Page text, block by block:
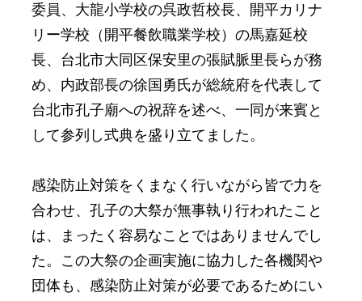
委員、大龍小学校の呉政哲校長、開平カリナ
リー学校（開平餐飲職業学校）の馬嘉延校
長、台北市大同区保安里の張賦脈里長らが務
め、内政部長の徐国勇氏が総統府を代表して
台北市孔子廟への祝辞を述べ、一同が来賓と
して参列し式典を盛り立てました。
感染防止対策をくまなく行いながら皆で力を
合わせ、孔子の大祭が無事執り行われたこと
は、まったく容易なことではありませんでし
た。この大祭の企画実施に協力した各機関や
団体も、感染防止対策が必要であるためにい